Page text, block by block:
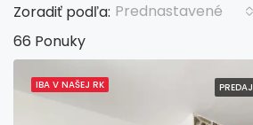
66 Ponuky
Zoradiť podľa: Prednastavené
IBA V NAŠEJ RK PREDAJ